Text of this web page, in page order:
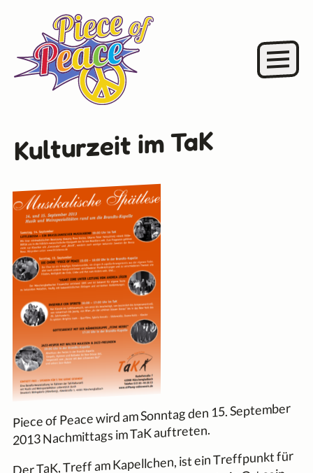
Kulturzeit im TaK
Piece of Peace wird am Sonntag den 15. September
2013 Nachmittags im TaK auftreten.
Der TaK, Treff am Kapellchen, ist ein Treffpunkt für